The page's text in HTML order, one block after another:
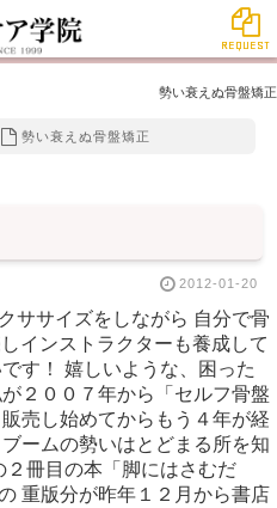
勢い衰えぬ骨盤矯正
勢い衰えぬ骨盤矯正
2012-01-20
ササイズをしながら 自分で骨
インストラクターも養成して
す！ 嬉しいような、困った
２００７年から「セルフ骨盤
売し始めてからもう４年が経
ームの勢いはとどまる所を知
２冊目の本「脚にはさむだ
重版分が昨年１２月から書店
REQUEST